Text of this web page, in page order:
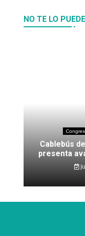
NO TE LO
Cablebús
presenta